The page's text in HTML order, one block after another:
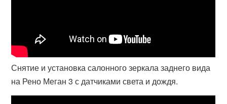
Снятие и установка салонного зеркала заднего вида
на Рено Меган 3 с датчиками света и дождя.